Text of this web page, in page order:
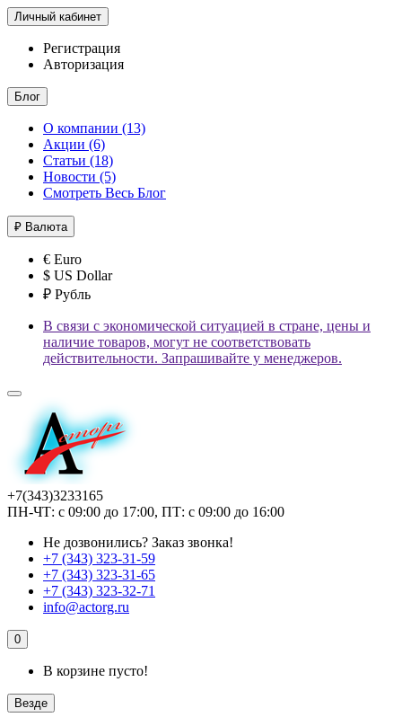
Личный кабинет
Регистрация
Авторизация
Блог
О компании (13)
Акции (6)
Статьи (18)
Новости (5)
Смотреть Весь Блог
₽ Валюта
€ Euro
$ US Dollar
₽ Рубль
В связи с экономической ситуацией в стране, цены и
наличие товаров, могут не соответствовать
действительности. Запрашивайте у менеджеров.
+7(343)3233165
ПН-ЧТ: с 09:00 до 17:00, ПТ: с 09:00 до 16:00
Не дозвонились? Заказ звонка!
+7 (343) 323-31-59
+7 (343) 323-31-65
+7 (343) 323-32-71
info@actorg.ru
0
В корзине пусто!
Везде